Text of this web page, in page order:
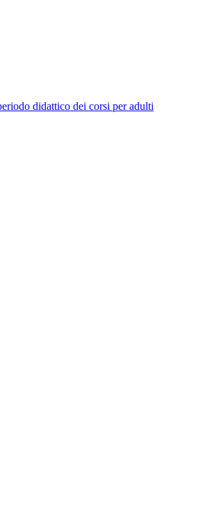
didattico dei corsi per adulti